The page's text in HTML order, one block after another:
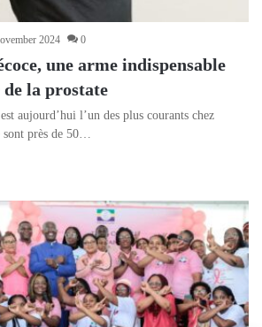
2024 0
une arme indispensable
la prostate
aujourd’hui l’un des plus courants chez
sont près de 50…